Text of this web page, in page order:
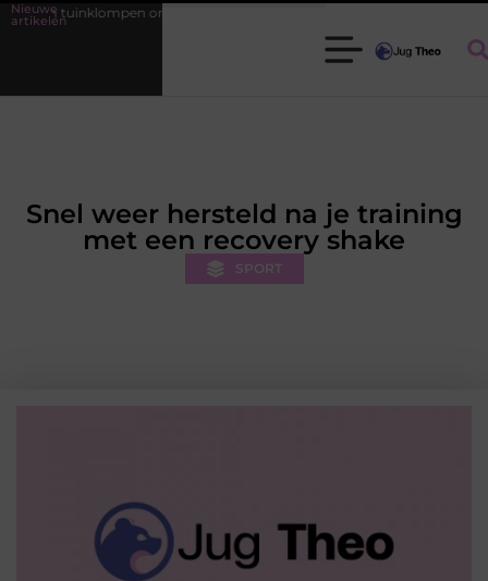
Nieuwe
artikelen onmisbaar zijn voor elke tuinier
Snel weer hersteld na je training
met een recovery shake
SPORT